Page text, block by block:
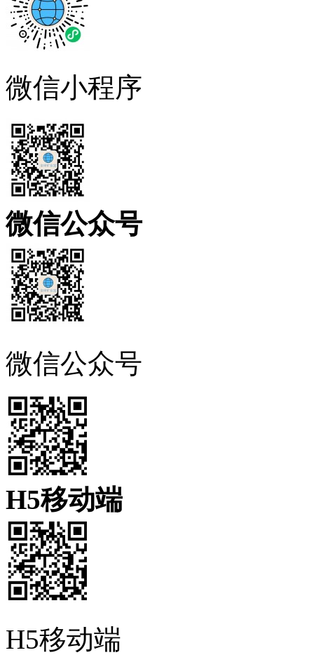
微信小程序
微信公众号
微信公众号
H5移动端
H5移动端